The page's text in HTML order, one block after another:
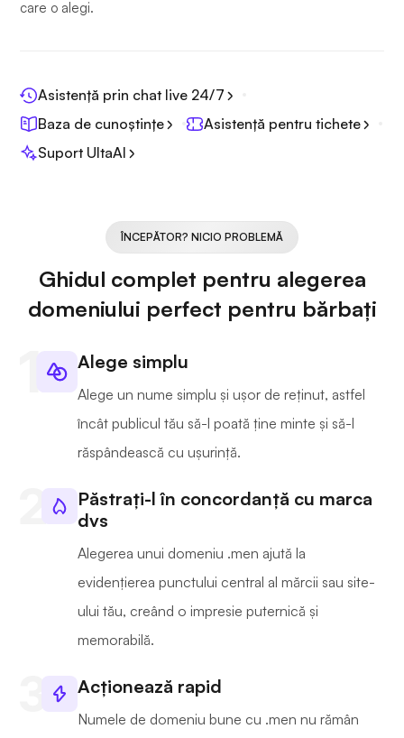
care o alegi.
Asistență prin chat live 24/7
Baza de cunoștințe
Asistență pentru tichete
Suport UltaAI
ÎNCEPĂTOR? NICIO PROBLEMĂ
Ghidul complet pentru alegerea
domeniului perfect pentru bărbați
Alege simplu
Alege un nume simplu și ușor de reținut, astfel
încât publicul tău să-l poată ține minte și să-l
răspândească cu ușurință.
Păstrați-l în concordanță cu marca
dvs
Alegerea unui domeniu .men ajută la
evidențierea punctului central al mărcii sau site-
ului tău, creând o impresie puternică și
memorabilă.
Acționează rapid
Numele de domeniu bune cu .men nu rămân